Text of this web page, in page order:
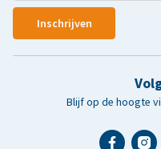
Inschrijven
Blijf op de hoogte